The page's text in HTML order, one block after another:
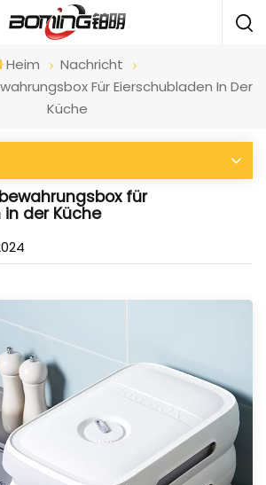
Heim
Nachricht
Für Eierschubladen In Der
Küche
für
der Küche